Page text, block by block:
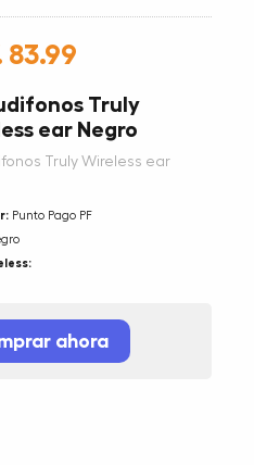
83.99
Truly
ear Negro
Truly Wireless ear
Punto Pago PF
ahora